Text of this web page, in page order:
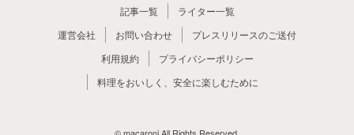
記事一覧
ライター一覧
運営会社
お問い合わせ
プレスリリースのご送付
利用規約
プライバシーポリシー
料理をおいしく、安全に楽しむために